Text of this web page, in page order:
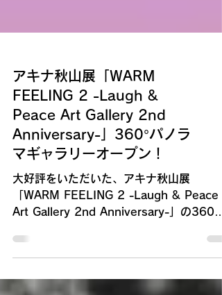
アキナ秋山展「WARM
FEELING 2 -Laugh &
Peace Art Gallery 2nd
Anniversary-」360°パノラ
マギャラリーオープン！
大好評をいただいた、アキナ秋山展
パノラマギャラリーがオープンしました。